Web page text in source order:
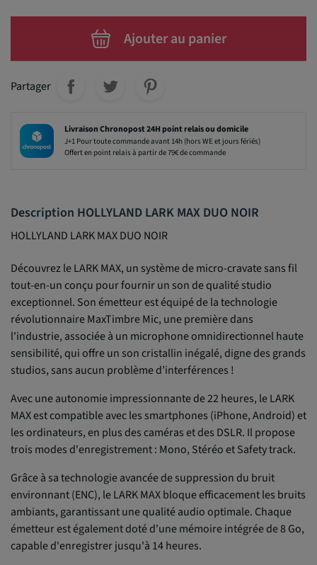
Ajouter au panier
Partager
Livraison Chronopost 24H point relais ou domicile
J+1 Pour toute commande avant 14h (hors WE et jours fériés)
Offert en point relais à partir de 79€ de commande
Description HOLLYLAND LARK MAX DUO NOIR
HOLLYLAND LARK MAX DUO NOIR
Découvrez le LARK MAX, un système de micro-cravate sans fil
tout-en-un conçu pour fournir un son de qualité studio
exceptionnel. Son émetteur est équipé de la technologie
révolutionnaire MaxTimbre Mic, une première dans
l'industrie, associée à un microphone omnidirectionnel haute
sensibilité, qui offre un son cristallin inégalé, digne des grands
studios, sans aucun problème d’interférences !
Avec une autonomie impressionnante de 22 heures, le LARK
MAX est compatible avec les smartphones (iPhone, Android) et
les ordinateurs, en plus des caméras et des DSLR. Il propose
trois modes d'enregistrement : Mono, Stéréo et Safety track.
Grâce à sa technologie avancée de suppression du bruit
environnant (ENC), le LARK MAX bloque efficacement les bruits
ambiants, garantissant une qualité audio optimale. Chaque
émetteur est également doté d'une mémoire intégrée de 8 Go,
capable d'enregistrer jusqu'à 14 heures.